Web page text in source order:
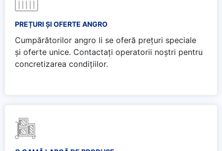
PREȚURI ȘI OFERTE ANGRO
Cumpărătorilor angro li se oferă prețuri speciale
și oferte unice. Contactați operatorii noștri pentru
concretizarea condițiilor.